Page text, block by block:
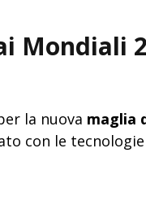
Mondiali
la nuova maglia
con le